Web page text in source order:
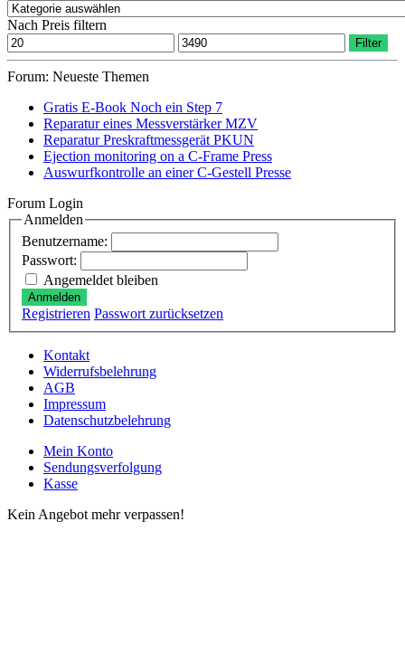
Nach Preis filtern
Min.
Preis
Max.
Preis
Filter
Forum: Neueste Themen
Gratis E-Book Noch ein Step 7
Reparatur eines Messverstärker MZV
Reparatur Preskraftmessgerät PKUN
Ejection monitoring on a C-Frame Press
Auswurfkontrolle an einer C-Gestell Presse
Forum Login
Anmelden
Benutzername:
Passwort:
Angemeldet bleiben
Anmelden
Registrieren Passwort zurücksetzen
Kontakt
Widerrufsbelehrung
AGB
Impressum
Datenschutzbelehrung
Mein Konto
Sendungsverfolgung
Kasse
Kein Angebot mehr verpassen!